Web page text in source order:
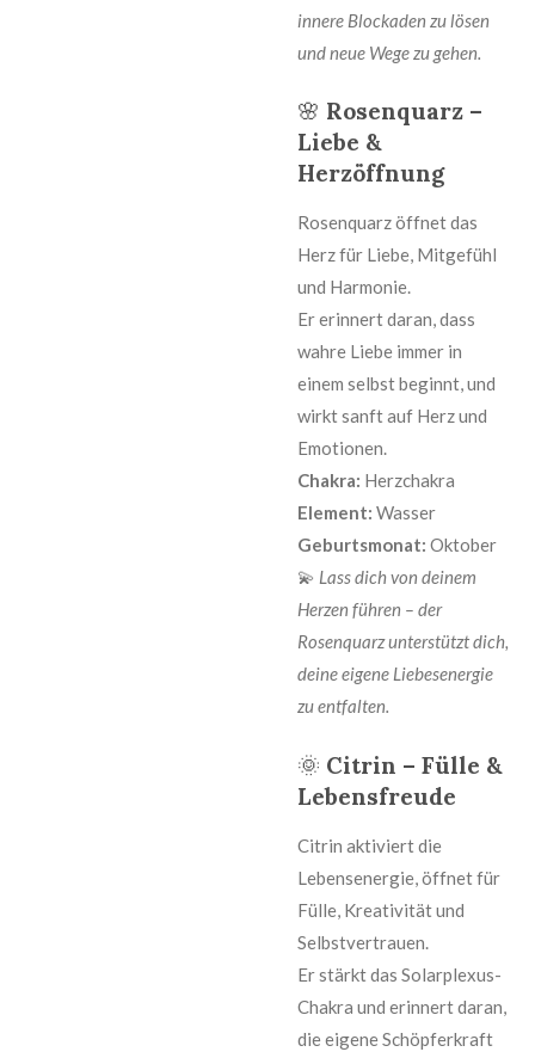
innere Blockaden zu lösen
und neue Wege zu gehen.
🌸 Rosenquarz –
Liebe &
Herzöffnung
Rosenquarz öffnet das
Herz für Liebe, Mitgefühl
und Harmonie.
Er erinnert daran, dass
wahre Liebe immer in
einem selbst beginnt, und
wirkt sanft auf Herz und
Emotionen.
Chakra: Herzchakra
Element: Wasser
Geburtsmonat: Oktober
💫 Lass dich von deinem
Herzen führen – der
Rosenquarz unterstützt dich,
deine eigene Liebesenergie
zu entfalten.
🌞 Citrin – Fülle &
Lebensfreude
Citrin aktiviert die
Lebensenergie, öffnet für
Fülle, Kreativität und
Selbstvertrauen.
Er stärkt das Solarplexus-
Chakra und erinnert daran,
die eigene Schöpferkraft